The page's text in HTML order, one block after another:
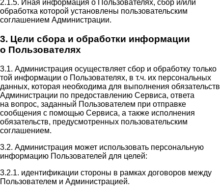
2.1.5. Иная информация о Пользователях, сбор и/или
обработка которой установлены пользовательским
соглашением Администрации.
3. Цели сбора и обработки информации
о Пользователях
3.1. Администрация осуществляет сбор и обработку только
той информации о Пользователях, в т.ч. их персональных
данных, которая необходима для выполнения обязательств
Администрации по предоставлению Сервиса, ответа
на вопрос, заданный Пользователем при отправке
сообщения с помощью Сервиса, а также исполнения
обязательств, предусмотренных пользовательским
соглашением.
3.2. Администрация может использовать персональную
информацию Пользователей для целей:
3.2.1. идентификации стороны в рамках договоров между
Пользователем и Администрацией.